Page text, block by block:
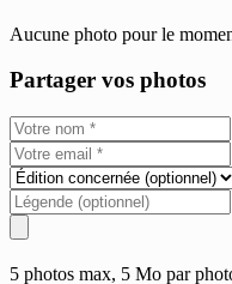
Aucune photo pour le
Partager vos photos
5 photos max, 5 Mo par